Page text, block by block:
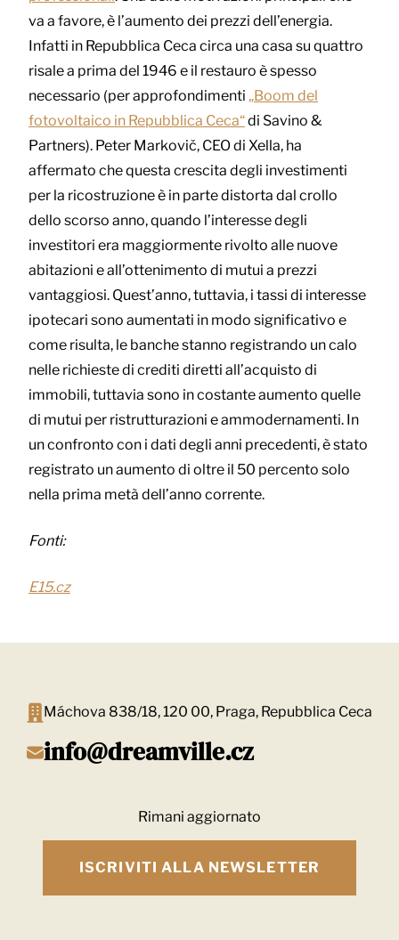
va a favore, è l’aumento dei prezzi dell’energia.
Infatti in Repubblica Ceca circa una casa su quattro
risale a prima del 1946 e il restauro è spesso
necessario (per approfondimenti „Boom del
fotovoltaico in Repubblica Ceca“di Savino &
Partners). Peter Markovič, CEO di Xella, ha
affermato che questa crescita degli investimenti
per la ricostruzione è in parte distorta dal crollo
dello scorso anno, quando l’interesse degli
investitori era maggiormente rivolto alle nuove
abitazioni e all’ottenimento di mutui a prezzi
vantaggiosi. Quest’anno, tuttavia, i tassi di interesse
ipotecari sono aumentati in modo significativo e
come risulta, le banche stanno registrando un calo
nelle richieste di crediti diretti all’acquisto di
immobili, tuttavia sono in costante aumento quelle
di mutui per ristrutturazioni e ammodernamenti. In
un confronto con i dati degli anni precedenti, è stato
registrato un aumento di oltre il 50 percento solo
nella prima metà dell’anno corrente.
Fonti:
E15.cz
Máchova 838/18, 120 00, Praga, Repubblica Ceca
info@dreamville.cz
Rimani aggiornato
ISCRIVITI ALLA NEWSLETTER